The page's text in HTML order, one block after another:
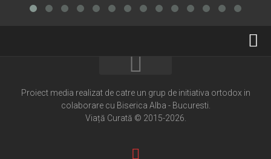
Cultură creștină
Pateric Atonit
Proiect media realizat de catre un grup de initiativa ortodox in
colaborare cu Biserica Alba - Bucuresti.
Viață Curată © 2015-2026.